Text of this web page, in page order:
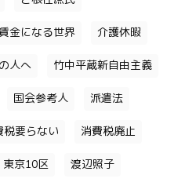
金になる世界 介護休暇
人へ 竹中平蔵新自由主義
国会参考人 派遣法
税要らない 消費税廃止
東京10区 渡辺照子